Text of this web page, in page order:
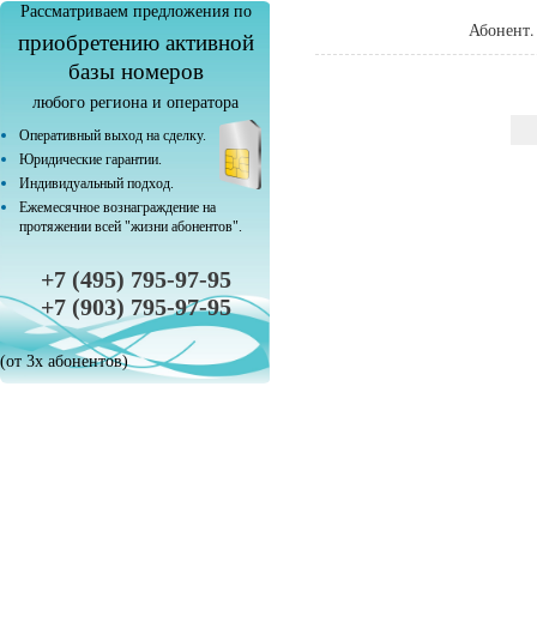
Рассматриваем предложения по
приобретению активной
базы номеров
любого региона и оператора
Оперативный выход на сделку.
Юридические гарантии.
Индивидуальный подход.
Ежемесячное вознаграждение на
протяжении всей "жизни абонентов".
+7 (495) 795-97-95
+7 (903) 795-97-95
(от 3х абонентов)